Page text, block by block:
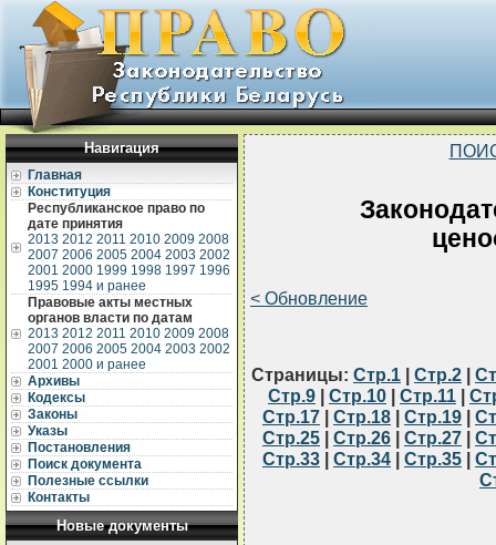
Навигация
Главная
Конституция
Республиканское право по
дате принятия
2013 2012 2011 2010 2009 2008
2007 2006 2005 2004 2003 2002
2001 2000 1999 1998 1997 1996
1995 1994 и ранее
Правовые акты местных
органов власти по датам
2013 2012 2011 2010 2009 2008
2007 2006 2005 2004 2003 2002
2001 2000 и ранее
Архивы
Кодексы
Законы
Указы
Постановления
Поиск документа
Полезные ссылки
Контакты
Новые документы
< Обновление
Страницы: Стр.1 | Стр.2 |
Стр.9 | Стр.10 | Стр.11 |
Стр.17 | Стр.18 | Стр.19 |
Стр.25 | Стр.26 | Стр.27 |
Стр.33 | Стр.34 | Стр.35 |